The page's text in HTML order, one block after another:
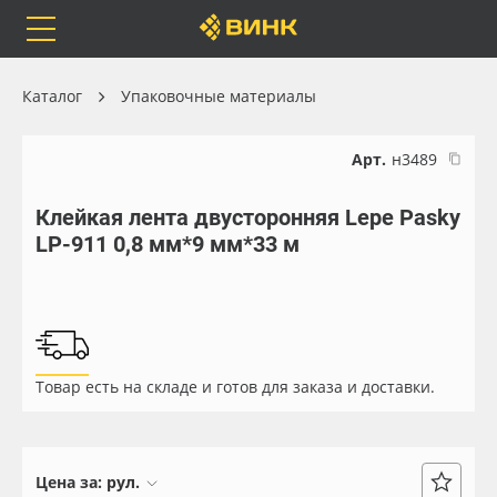
Каталог
Бренды
Доставка
Весь каталог
Самоклеящиеся плёнки
Листовые материалы
Каталог Упаковочные материалы
Арт. н3489
Клейкая лента двусторонняя Lepe Pasky
LP-911 0,8 мм*9 мм*33 м
Товар есть на складе и готов для заказа и доставки.
Цена за: рул.